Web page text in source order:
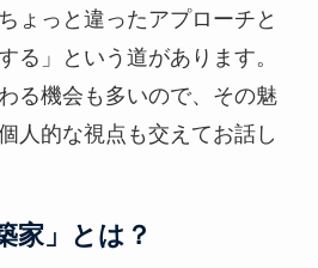
ょっと違ったアプローチと
る」という道があります。
る機会も多いので、その魅
人的な視点も交えてお話し
家」とは？